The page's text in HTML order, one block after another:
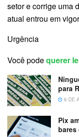
setor e corrige uma
atual entrou em
Urgência
Você podequerer
para
6 DE
Pix
bares